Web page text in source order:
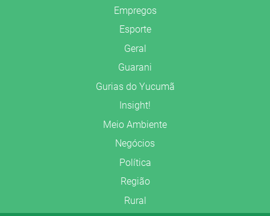
Empregos
Esporte
Geral
Guarani
Gurias do Yucumã
Insight!
Meio Ambiente
Negócios
Política
Região
Rural